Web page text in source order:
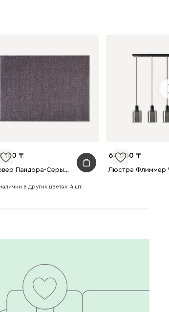
160
Ковер Пандора-Серый 160x230
в других цветах: 4 шт.
67 050